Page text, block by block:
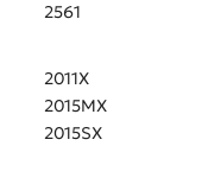
2561
2011X
2015MX
2015SX